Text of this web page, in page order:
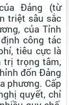
Đảng (từ
triệt sâu sắc
của Tỉnh
công tác
tiêu cực là
trị trọng tâm,
đốn Đảng
phương. Cấp
quyết, chỉ